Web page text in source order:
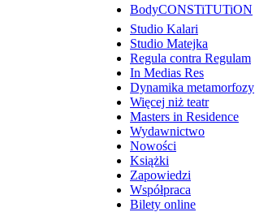
BodyCONSTiTUTiON
Studio Kalari
Studio Matejka
Regula contra Regulam
In Medias Res
Dynamika metamorfozy
Więcej niż teatr
Masters in Residence
Wydawnictwo
Nowości
Książki
Zapowiedzi
Współpraca
Bilety online